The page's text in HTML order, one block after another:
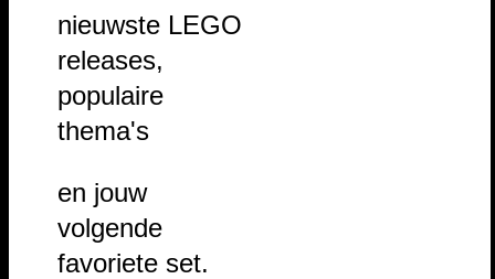
nieuwste LEGO
releases,
populaire
thema's
en jouw
volgende
favoriete set.